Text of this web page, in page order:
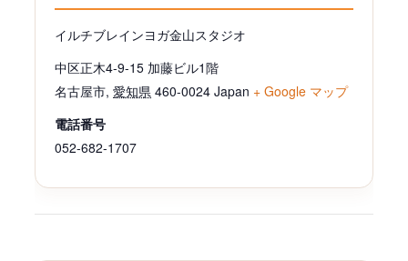
イルチブレインヨガ金山スタジオ
中区正木4-9-15 加藤ビル1階
名古屋市, 愛知県 460-0024 Japan + Google マップ
電話番号
052-682-1707